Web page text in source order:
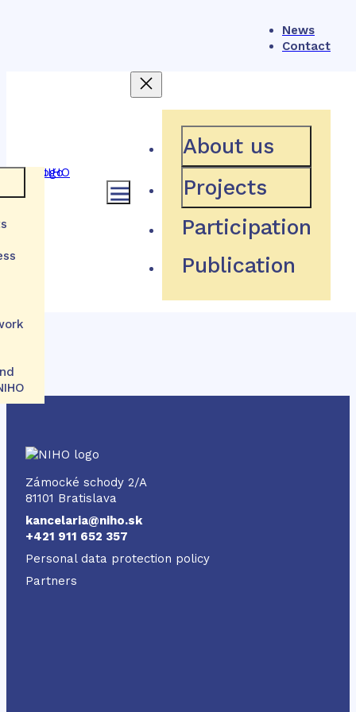
News
Contact
About us
Projects
Participation
Publication
404
Hľadaná stránka neexistuje
NIHO
Zámocké schody 2/A
81101 Bratislava
kancelaria@niho.sk
+421 911 652 357
Personal data protection policy
Partners